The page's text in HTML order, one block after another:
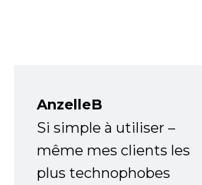
AnzelleB
Si simple à utiliser –
même mes clients les
plus technophobes